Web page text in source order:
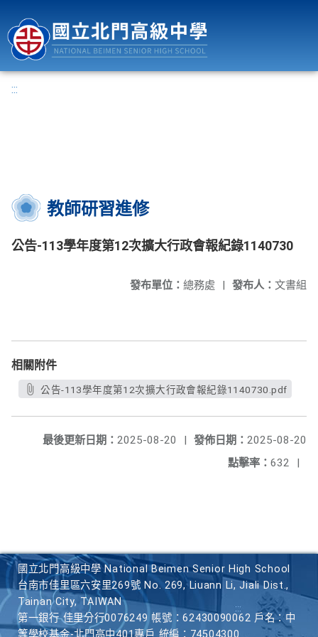
:::
教師研習進修
公告-113學年度第12次擴大行政會報紀錄1140730
發布人： 文書組
發布單位： 總務處 |
相關附件
公告-113學年度第12次擴大行政會報紀錄1140730.pdf
發佈日期： 2025-08-20
最後更新日期： 2025-08-20
|
點擊率： 632 |
國立北門高級中學 National Beimen Senior High School
台南市佳里區六安里269號 No. 269, Liuann Li, Jiali Dist.,
Tainan City, TAIWAN
第一銀行 佳里分行0076249 帳號：62430090062 戶名：中
等學校基金-北門高中401專戶 統編：74504300